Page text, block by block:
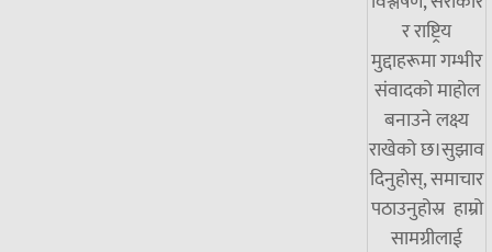
र राष्ट्रिय
मुद्दाहरूमा गम्भीर
संवादको माहोल
बनाउने लक्ष्य
राखेको छ।सुझाव
दिनुहोस्, समाचार
पठाउनुहोस्र हाम्रो
सामग्रीलाई